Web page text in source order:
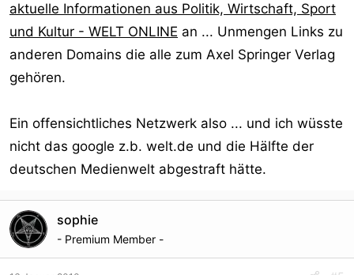
aktuelle Informationen aus Politik, Wirtschaft, Sport
und Kultur - WELT ONLINE an ... Unmengen Links zu
anderen Domains die alle zum Axel Springer Verlag
gehören.
Ein offensichtliches Netzwerk also ... und ich wüsste
nicht das google z.b. welt.de und die Hälfte der
deutschen Medienwelt abgestraft hätte.
sophie
- Premium Member -